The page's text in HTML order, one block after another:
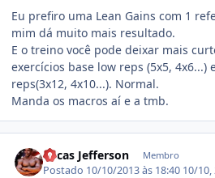
Eu prefiro uma Lean Gains com 1
mim dá muito mais resultado.
E o treino você pode deixar mais
exercícios base low reps (5x5, 4x6...)
reps(3x12, 4x10...). Normal.
Manda os macros aí e a tmb.
Lucas Jefferson Membro
Postado 10/10/2013 às 18:40 10/10,